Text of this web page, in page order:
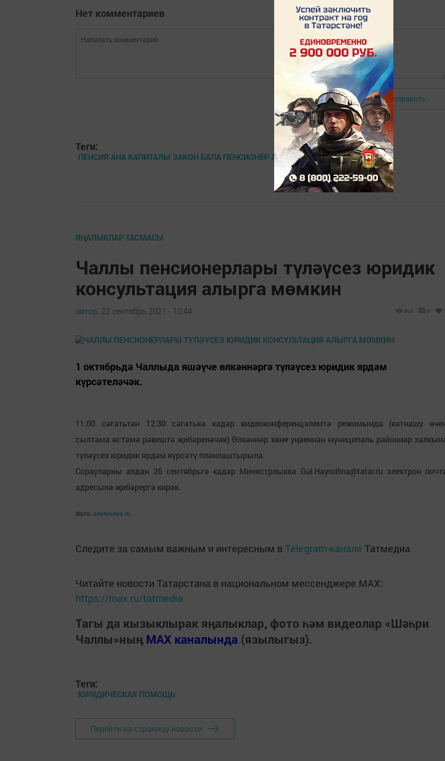
Нет комментариев
Авторизоваться Отправить
Теги:
ПЕНСИЯ АНА КАПИТАЛЫ ЗАКОН БАЛА ПЕНСИОНЕР АКЧА ИДЕКСАЦИЯ
ЯҢАЛЫКЛАР ТАСМАСЫ
Чаллы пенсионерлары түләүсез юридик
консультация алырга мөмкин
автор, 22 сентябрь 2021 - 10:44 904 0
1 октябрьдә Чаллыда яшәүче өлкәннәргә түләүсез юридик ярдәм
күрсәтеләчәк.
11:00 сәгатьтән 12:30 сәгатькә кадәр видеоконференцэлемтә режимында (катнашу
сылтама өстәмә рәвештә җибәреләчәк) Өлкәннәр көне уңаеннан муниципаль районнар
түләүсез юридик ярдәм күрсәтү планлаштырыла.
Сорауларны алдан 26 сентябрьгә кадәр Министрлыкка Gul.Hayrullina@tatar.ru электрон
адресына җибәрергә кирәк.
Фото: newtvnews.ru
Следите за самым важным и интересным в Telegram-канале Татмедиа
Читайте новости Татарстана в национальном мессенджере MАХ:
https://max.ru/tatmedia
Тагы да кызыклырак яңалыклар, фото һәм видеолар «Шәһри
Чаллы»ның MAX каналында (язылыгыз).
Теги:
ЮРИДИЧЕСКАЯ ПОМОЩЬ
Перейти на страницу новости